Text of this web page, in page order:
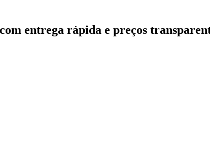
entrega rápida e preços